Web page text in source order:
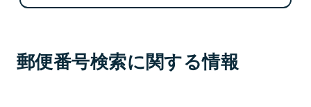
郵便番号検索に関する情報